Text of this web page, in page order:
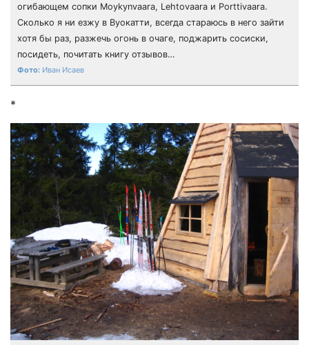
огибающем сопки Moykynvaara, Lehtovaara и Porttivaara.
Сколько я ни езжу в Вуокатти, всегда стараюсь в него зайти
хотя бы раз, разжечь огонь в очаге, поджарить сосиски,
посидеть, почитать книгу отзывов…
Иван Исаев
*